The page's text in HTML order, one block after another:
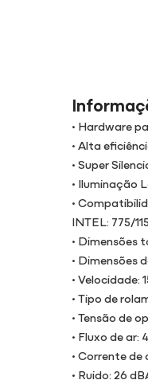
• Hardware
• Alta
• Super
• Iluminação
•
INTEL: 775/
• Dimensões
• Dimensões
• Velocidade:
• Tipo de
• Tensão de
• Fluxo de ar:
• Corrente
• Ruido: 26